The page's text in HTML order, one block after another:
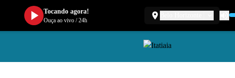
Tocando agora!
Ouça ao vivo/24h